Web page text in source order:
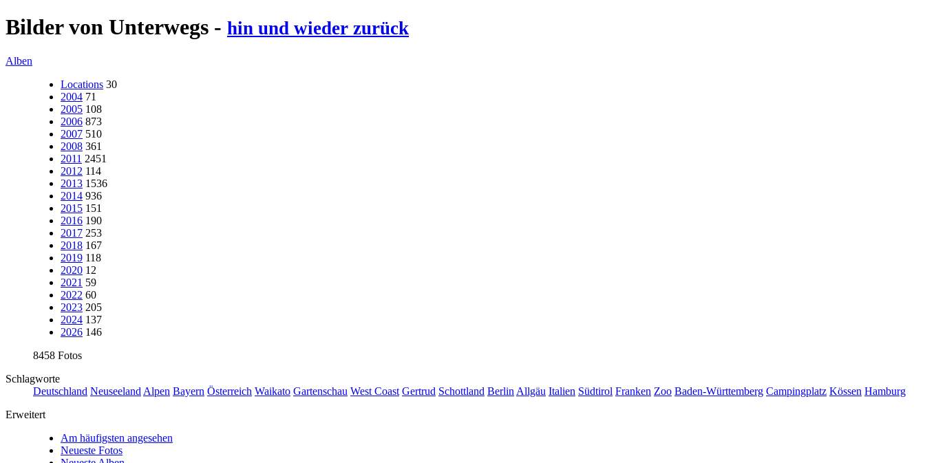
Bilder von Unterwegs - hin und wieder zurück
Alben
Locations 30
2004 71
2005 108
2006 873
2007 510
2008 361
2011 2451
2012 114
2013 1536
2014 936
2015 151
2016 190
2017 253
2018 167
2019 118
2020 12
2021 59
2022 60
2023 205
2024 137
2026 146
8458 Fotos
Schlagworte
Deutschland Neuseeland Alpen Bayern Österreich Waikato Gartenschau West Coast Gertrud Schottland Berlin Allgäu Italien Südtirol Franken Zoo Baden-Württemberg Campingplatz Kössen Hamburg
Erweitert
Am häufigsten angesehen
Neueste Fotos